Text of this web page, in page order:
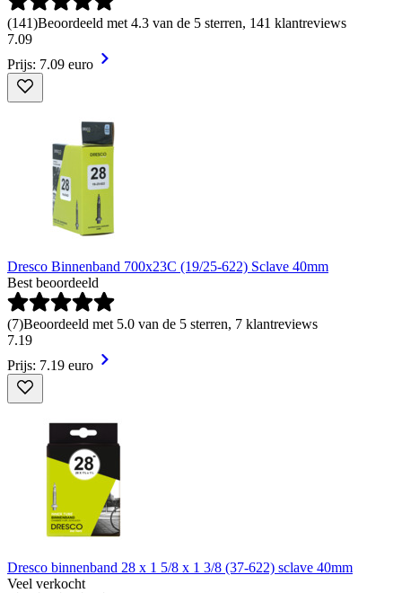
(141)Beoordeeld met 4.3 van de 5 sterren, 141 klantreviews
7.09
Prijs: 7.09 euro
Dresco Binnenband 700x23C (19/25-622) Sclave 40mm
Best beoordeeld
(7)Beoordeeld met 5.0 van de 5 sterren, 7 klantreviews
7.19
Prijs: 7.19 euro
Dresco binnenband 28 x 1 5/8 x 1 3/8 (37-622) sclave 40mm
Veel verkocht